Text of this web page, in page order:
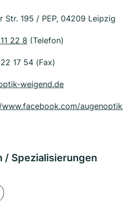
Str. 195 / PEP, 04209 Leipzig
22 8 (Telefon)
17 54 (Fax)
weigend.de
/ Spezialisierungen